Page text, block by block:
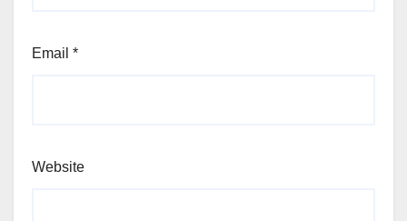
Email *
Website